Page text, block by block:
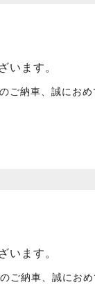
います。
ご納車、誠にお
います。
ご納車、誠にお